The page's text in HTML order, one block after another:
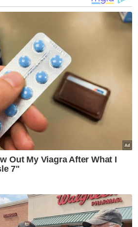
yang berpangkalan di
sebagai penerima
penguatkuasaan turut
peringkat peruncitan. Di
JKDM telah memeriksa 38
pertama tahun 2026,
juta rokok haram
terhadap 26
dua warga asing yang
Gerakan Am (PGA)
suami isteri di Kota Bharu
menerusi Op Taring
kerana menyimpan dan
rokok seludup,